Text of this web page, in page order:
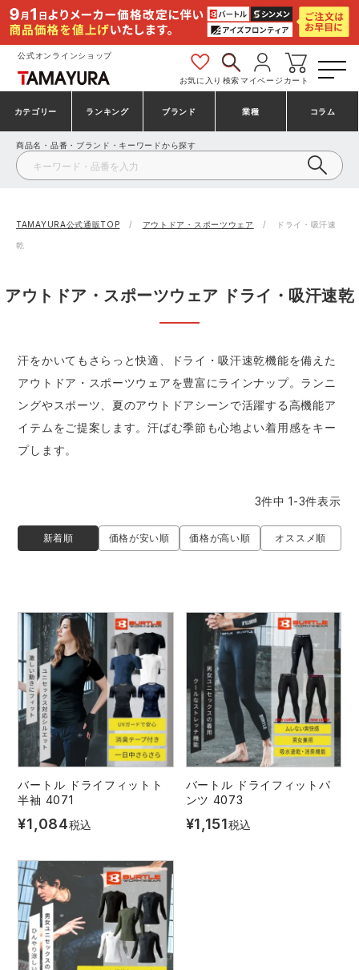
公式オンラインショップ
お気に入り 検索マイページ カート
カテゴリー
安全靴・作業靴
防寒着
作業用手袋
アウトドア・スポーツ
安全保護具
レインウェア・カッパ
ヤッケ
作業用小物・アクセサリー
つなぎ
ファン付き作業着・空調服
ランキング
安全靴ランキング
安全靴スニーカーランキング
ミズノ安全靴ランキング
作業着ランキング
アウトドアウェアランキング
空調服ランキング
作業用ポロシャツランキング
作業用手袋ランキング
レインウェアランキング
アイズフロンティア ランキング
コーコス ランキング
アイトス ランキング
ブランド
アシックス
プーマ コンバース（CONVERSE）
寅壱 アイトス株式会社
コーコス ジーベック
クロダルマ
おたふく手袋 マック
GUSH FORCE CUP
GDジャパン カーシーカシマ
シンメン 日進ゴム
ハイパーV 丸五
ニオイクリア
エアークラフト
業種
建設・建築作業服
製造・工場作業服
農作業服
電気・設備作業服
配達・営業作業服
DIY・日曜大工作業服
運送・倉庫作業服
清掃・ビルメンテ作業服
夜間・高視認性安全服
医療白衣・介護服
コラム
商品名・品番・ブランド・キーワードから探す
TAMAYURA公式通販TOP アウトドア・スポーツウェア ドライ・吸汗速
乾
アウトドア・スポーツウェア ドライ・吸汗速乾
汗をかいてもさらっと快適、ドライ・吸汗速乾機能を備えた
アウトドア・スポーツウェアを豊富にラインナップ。ランニ
ングやスポーツ、夏のアウトドアシーンで活躍する高機能ア
イテムをご提案します。汗ばむ季節も心地よい着用感をキー
プします。
新着順 価格が安い順 価格が高い順 オススメ順
3件中 1-3件表示
バートル ドライフィットト
半袖 4071
¥1,084税込
バートル ドライフィットパ
ンツ 4073
¥1,151税込